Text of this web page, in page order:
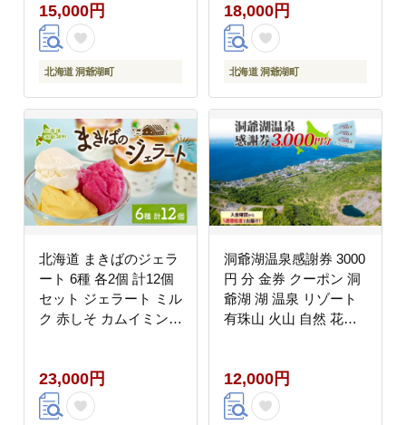
保存料不使用 シャーベ
ット 地産地消 アイス
15,000円
北海道 洞爺湖町
18,000円
北海道 洞爺湖町
北海道 まきばのジェラ
ート 6種 各2個 計12個
セット ジェラート ミル
ク 赤しそ カムイミンタ
リーム 保存料不使用 シ
ャーベット 地産地消
23,000円
洞爺湖温泉感謝券 3000
円 分 金券 クーポン 洞
爺湖 湖 温泉 リゾート
有珠山 火山 自然 花火
ふるさと納税 絶景 旅
体験
12,000円